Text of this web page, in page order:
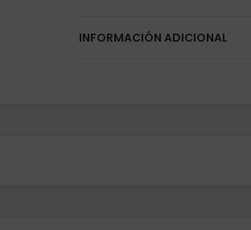
INFORMACIÓN ADICIONAL